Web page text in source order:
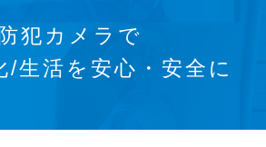
犯カメラで
生活を安心・安全に